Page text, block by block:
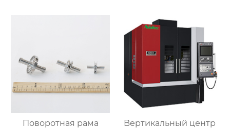
Поворотная рама
Bертикальный центр